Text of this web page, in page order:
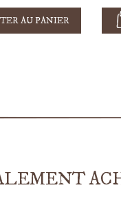
AU PANIER